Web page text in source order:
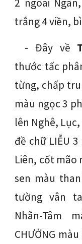
2 ngoài
trắng 4 viền,
- Đây về
thước tấc
từng, chấp
màu ngọc 3
lên Nghê,
đề chữ LIỄU
Liên, cốt mão
sen màu
tường vân
Nhãn-Tâm
CHƯỞNG